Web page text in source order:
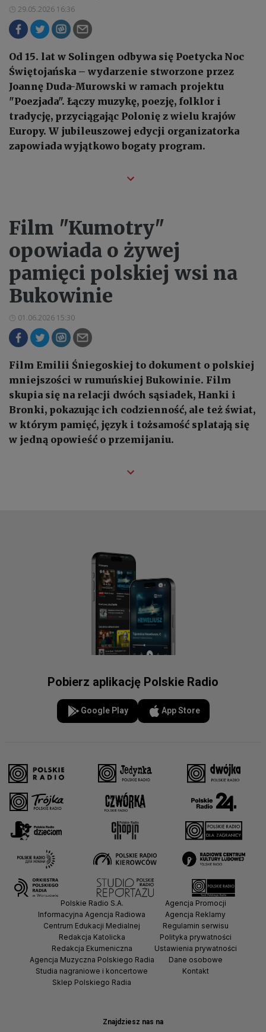
29.05.2026 16:36
Od 15. lat w Solingen odbywa się Poetycka Noc
Świętojańska – wydarzenie stworzone przez
Joannę Duda-Murowski w ramach projektu
"Poezjada". Łączy muzykę, poezję, folklor i
tradycję, przyciągając Polonię z wielu krajów
Europy. W jubileuszowej edycji organizatorka
zapowiada wyjątkowo bogaty program.
Film "Kumotry"
opowiada o żywej
pamięci polskiej wsi na
Bukowinie
01.06.2026 15:30
Film Emilii Śniegoskiej to dokument o polskiej
mniejszości w rumuńskiej Bukowinie. Film
skupia się na relacji dwóch sąsiadek, Hanki i
Bronki, pokazując ich codzienność, ale też świat,
w którym pamięć, język i tożsamość splatają się
w jedną opowieść o przemijaniu.
Pobierz aplikację Polskie Radio
Google Play App Store
Znajdziesz nas na
Polskie Radio S.A.
Informacyjna Agencja Radiowa
Centrum Edukacji Medialnej
Redakcja Katolicka
Redakcja Ekumeniczna
Agencja Muzyczna Polskiego Radia
Studia nagraniowe i koncertowe
Sklep Polskiego Radia
Agencja Promocji
Agencja Reklamy
Regulamin serwisu
Polityka prywatności
Ustawienia prywatności
Dane osobowe
Kontakt